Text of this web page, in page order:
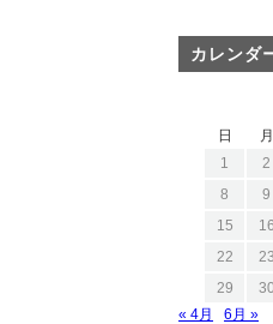
カレンダ
日 月
1
2
8
9
15
16
22
23
29
30
« 4月
6月 »